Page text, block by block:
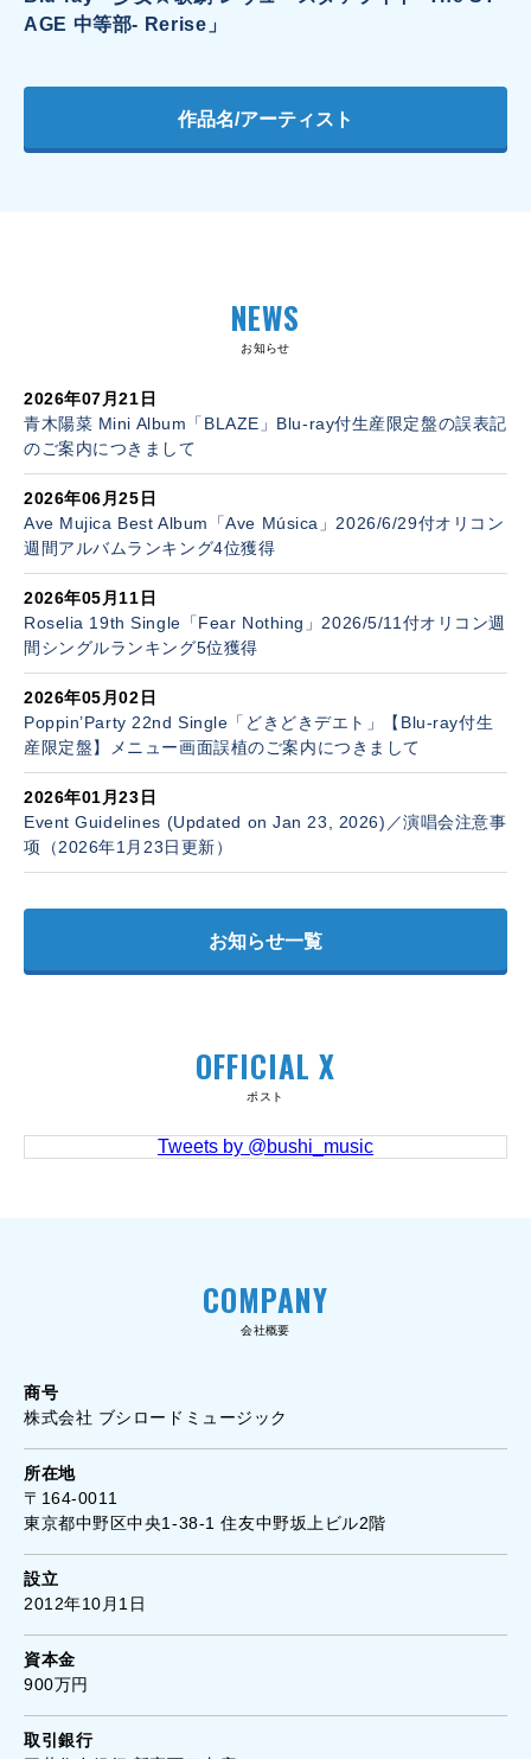
AGE 中等部- Rerise」
作品名/アーティスト
NEWS
お知らせ
2026年07月21日
青木陽菜 Mini Album「BLAZE」Blu-ray付生産限定盤の誤表記
のご案内につきまして
2026年06月25日
Ave Mujica Best Album「Ave Música」2026/6/29付オリコン
週間アルバムランキング4位獲得
2026年05月11日
Roselia 19th Single「Fear Nothing」2026/5/11付オリコン週
間シングルランキング5位獲得
2026年05月02日
Poppin’Party 22nd Single「どきどきデエト」【Blu-ray付生
産限定盤】メニュー画面誤植のご案内につきまして
2026年01月23日
Event Guidelines (Updated on Jan 23, 2026)／演唱会注意事
项（2026年1月23日更新）
お知らせ一覧
OFFICIAL X
ポスト
Tweets by @bushi_music
COMPANY
会社概要
商号
株式会社 ブシロードミュージック
所在地
〒164-0011
東京都中野区中央1-38-1 住友中野坂上ビル2階
設立
2012年10月1日
資本金
900万円
取引銀行